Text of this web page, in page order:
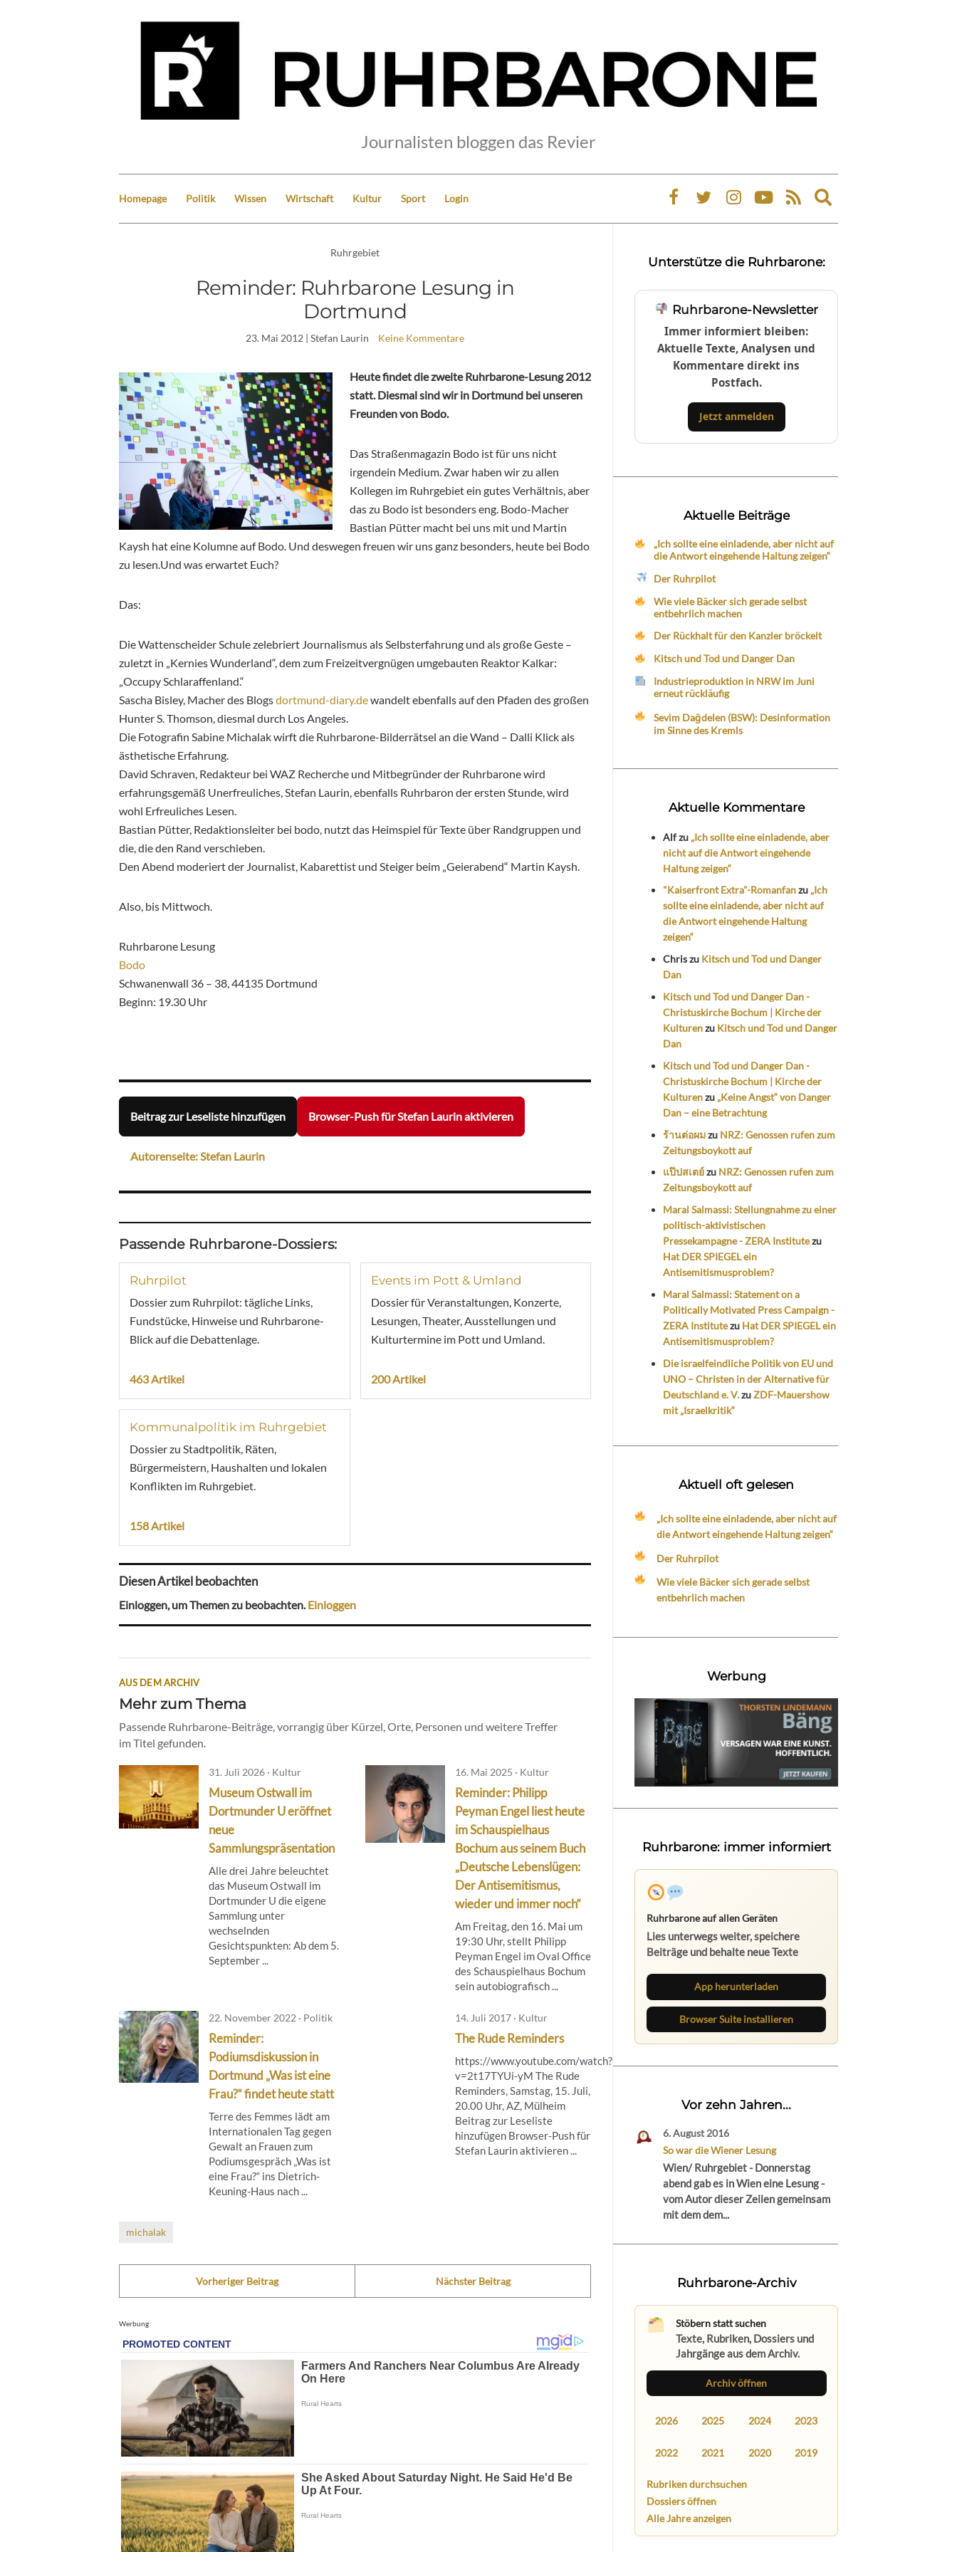
Journalisten bloggen das Revier
Homepage Politik Wissen Wirtschaft Kultur Sport Login
Expand
search
Ruhrgebiet
Reminder: Ruhrbarone Lesung in
Dortmund
23. Mai 2012 | Stefan Laurin Keine Kommentare
Heute findet die zweite Ruhrbarone-Lesung 2012
statt. Diesmal sind wir in Dortmund bei unseren
Freunden von Bodo.
Das Straßenmagazin Bodo ist für uns nicht
irgendein Medium. Zwar haben wir zu allen
Kollegen im Ruhrgebiet ein gutes Verhältnis, aber
das zu Bodo ist besonders eng. Bodo-Macher
Bastian Pütter macht bei uns mit und Martin
Kaysh hat eine Kolumne auf Bodo. Und deswegen freuen wir uns ganz besonders, heute bei Bodo
zu lesen.Und was erwartet Euch?
Das:
Die Wattenscheider Schule zelebriert Journalismus als Selbsterfahrung und als große Geste –
zuletzt in „Kernies Wunderland“, dem zum Freizeitvergnügen umgebauten Reaktor Kalkar:
„Occupy Schlaraffenland.“
Sascha Bisley, Macher des Blogsdortmund-diary.dewandelt ebenfalls auf den Pfaden des großen
Hunter S. Thomson, diesmal durch Los Angeles.
Die Fotografin Sabine Michalak wirft die Ruhrbarone-Bilderrätsel an die Wand – Dalli Klick als
ästhetische Erfahrung.
David Schraven, Redakteur bei WAZ Recherche und Mitbegründer der Ruhrbarone wird
erfahrungsgemäß Unerfreuliches, Stefan Laurin, ebenfalls Ruhrbaron der ersten Stunde, wird
wohl Erfreuliches Lesen.
Bastian Pütter, Redaktionsleiter bei bodo, nutzt das Heimspiel für Texte über Randgruppen und
die, die den Rand verschieben.
Den Abend moderiert der Journalist, Kabarettist und Steiger beim „Geierabend“ Martin Kaysh.
Also, bis Mittwoch.
Ruhrbarone Lesung
Bodo
Schwanenwall 36 – 38, 44135 Dortmund
Beginn: 19.30 Uhr
Beitrag zur Leseliste hinzufügen Browser-Push für Stefan Laurin aktivieren
Autorenseite: Stefan Laurin
Passende Ruhrbarone-Dossiers:
Ruhrpilot
Dossier zum Ruhrpilot: tägliche Links,
Fundstücke, Hinweise und Ruhrbarone-
Blick auf die Debattenlage.
463 Artikel
Events im Pott & Umland
Dossier für Veranstaltungen, Konzerte,
Lesungen, Theater, Ausstellungen und
Kulturtermine im Pott und Umland.
200 Artikel
Kommunalpolitik im Ruhrgebiet
Dossier zu Stadtpolitik, Räten,
Bürgermeistern, Haushalten und lokalen
Konflikten im Ruhrgebiet.
158 Artikel
Diesen Artikel beobachten
Einloggen, um Themen zu beobachten.Einloggen
AUS DEM ARCHIV
Mehr zum Thema
Passende Ruhrbarone-Beiträge, vorrangig über Kürzel, Orte, Personen und weitere Treffer
im Titel gefunden.
31. Juli 2026 · Kultur
Museum Ostwall im
Dortmunder U eröffnet
neue
Sammlungspräsentation
Alle drei Jahre beleuchtet
das Museum Ostwall im
Dortmunder U die eigene
Sammlung unter
wechselnden
Gesichtspunkten: Ab dem 5.
September ...
16. Mai 2025 · Kultur
Reminder: Philipp
Peyman Engel liest heute
im Schauspielhaus
Bochum aus seinem Buch
„Deutsche Lebenslügen:
Der Antisemitismus,
wieder und immer noch“
Am Freitag, den 16. Mai um
19:30 Uhr, stellt Philipp
Peyman Engel im Oval Office
des Schauspielhaus Bochum
sein autobiografisch ...
22. November 2022 · Politik
Reminder:
Podiumsdiskussion in
Dortmund „Was ist eine
Frau?“ findet heute statt
Terre des Femmes lädt am
Internationalen Tag gegen
Gewalt an Frauen zum
Podiumsgespräch „Was ist
eine Frau?“ ins Dietrich-
Keuning-Haus nach ...
14. Juli 2017 · Kultur
The Rude Reminders
https://www.youtube.com/watch?
v=2t17TYUi-yM The Rude
Reminders, Samstag, 15. Juli,
20.00 Uhr, AZ, Mülheim
Beitrag zur Leseliste
hinzufügen Browser-Push für
Stefan Laurin aktivieren ...
michalak
Vorheriger Beitrag Nächster Beitrag
Werbung
Unterstütze die Ruhrbarone:
Ruhrbarone-Newsletter
Immer informiert bleiben:
Aktuelle Texte, Analysen und
Kommentare direkt ins
Postfach.
Jetzt anmelden
Aktuelle Beiträge
„Ich sollte eine einladende, aber nicht auf
die Antwort eingehende Haltung zeigen“
Der Ruhrpilot
Wie viele Bäcker sich gerade selbst
entbehrlich machen
Der Rückhalt für den Kanzler bröckelt
Kitsch und Tod und Danger Dan
Industrieproduktion in NRW im Juni
erneut rückläufig
Sevim Dağdelen (BSW): Desinformation
im Sinne des Kremls
Aktuelle Kommentare
Alfzu „Ich sollte eine einladende, aber
nicht auf die Antwort eingehende
Haltung zeigen“
"Kaiserfront Extra"-Romanfanzu „Ich
sollte eine einladende, aber nicht auf
die Antwort eingehende Haltung
zeigen“
Chriszu Kitsch und Tod und Danger
Dan
Kitsch und Tod und Danger Dan -
Christuskirche Bochum | Kirche der
Kulturenzu Kitsch und Tod und Danger
Dan
Kitsch und Tod und Danger Dan -
Christuskirche Bochum | Kirche der
Kulturenzu „Keine Angst“ von Danger
Dan – eine Betrachtung
ร้านต่อผมzu NRZ: Genossen rufen zum
Zeitungsboykott auf
แป๊ปสเตย์zu NRZ: Genossen rufen zum
Zeitungsboykott auf
Maral Salmassi: Stellungnahme zu einer
politisch-aktivistischen
Pressekampagne - ZERA Institutezu
Hat DER SPIEGEL ein
Antisemitismusproblem?
Maral Salmassi: Statement on a
Politically Motivated Press Campaign -
ZERA Institutezu Hat DER SPIEGEL ein
Antisemitismusproblem?
Die israelfeindliche Politik von EU und
UNO – Christen in der Alternative für
Deutschland e. V.zuZDF-Mauershow
mit „Israelkritik“
Aktuell oft gelesen
„Ich sollte eine einladende, aber nicht auf
die Antwort eingehende Haltung zeigen“
Der Ruhrpilot
Wie viele Bäcker sich gerade selbst
entbehrlich machen
Werbung
Ruhrbarone: immer informiert
Ruhrbarone auf allen Geräten
Lies unterwegs weiter, speichere
Beiträge und behalte neue Texte
App herunterladen
Browser Suite installieren
Vor zehn Jahren...
6. August 2016
So war die Wiener Lesung
Wien/ Ruhrgebiet - Donnerstag
abend gab es in Wien eine Lesung -
vom Autor dieser Zeilen gemeinsam
mit dem dem...
Ruhrbarone-Archiv
Stöbern statt suchen
Texte, Rubriken, Dossiers und
Jahrgänge aus dem Archiv.
Archiv öffnen
2026 2025 2024 2023
2022 2021 2020 2019
Rubriken durchsuchen
Dossiers öffnen
Alle Jahre anzeigen